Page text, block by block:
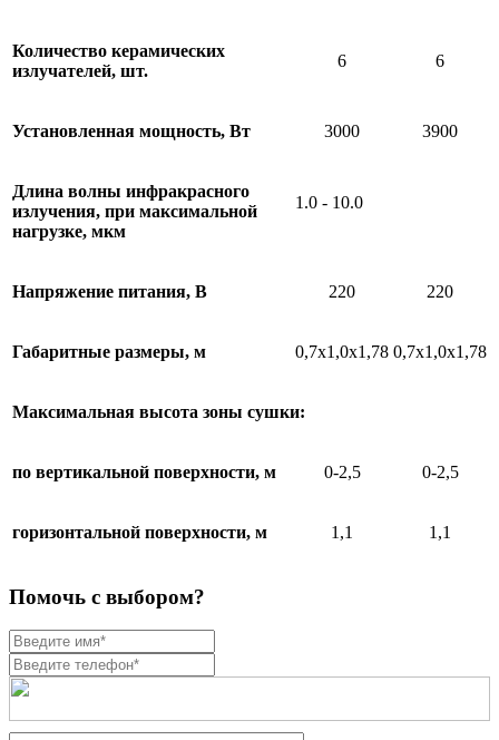
Количество керамических
излучателей, шт.
6 6
Установленная мощность, Вт 3000 3900
Длина волны инфракрасного
излучения, при максимальной
нагрузке, мкм
1.0 - 10.0
Напряжение питания, В 220 220
Габаритные размеры, м 0,7х1,0х1,78 0,7х1,0х1,78
Максимальная высота зоны сушки:
по вертикальной поверхности, м 0-2,5 0-2,5
горизонтальной поверхности, м 1,1 1,1
Помочь с выбором?